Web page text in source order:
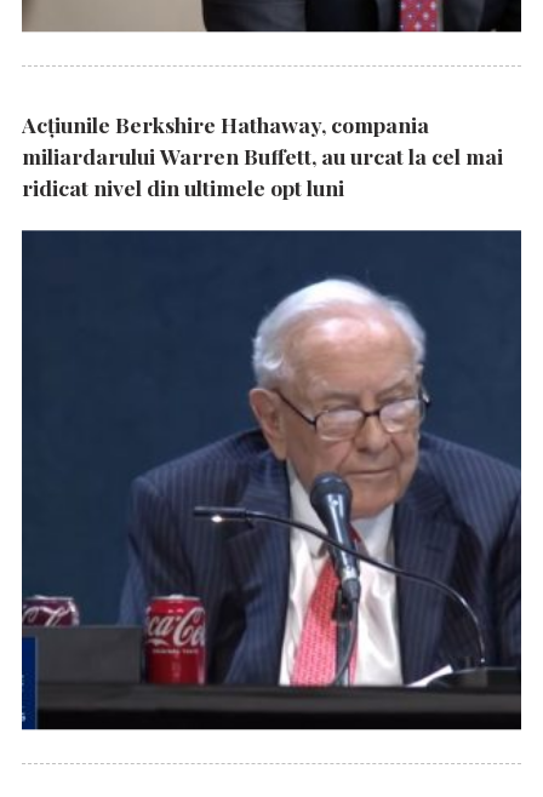
Acțiunile Berkshire Hathaway, compania
miliardarului Warren Buffett, au urcat la cel mai
ridicat nivel din ultimele opt luni